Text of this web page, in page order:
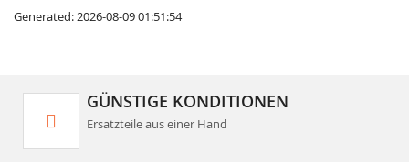
Generated: 2026-08-09 01:51:54
GÜNSTIGE KONDITIONEN
Ersatzteile aus einer Hand